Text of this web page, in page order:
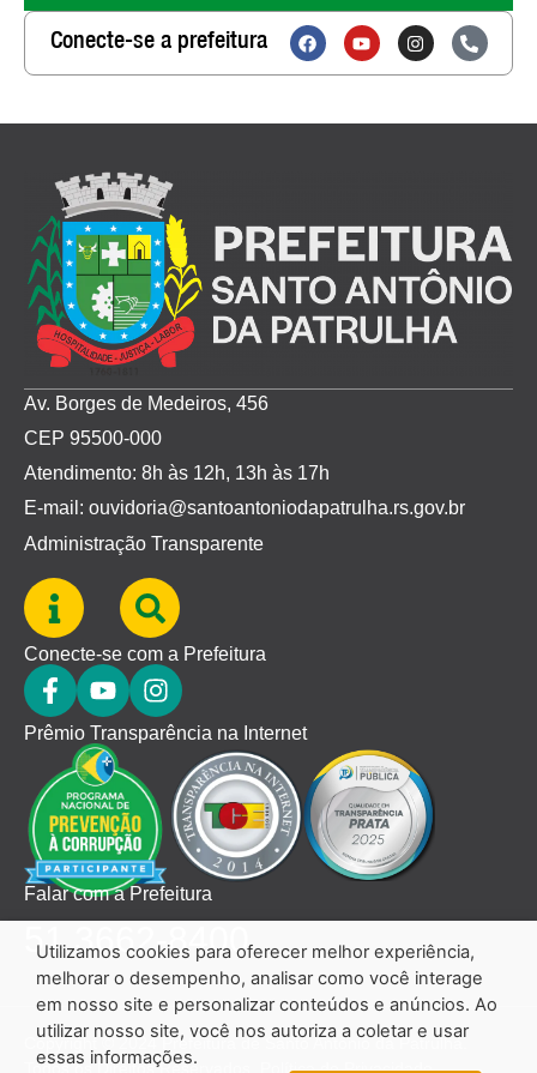
Conecte-se a prefeitura
Av. Borges de Medeiros, 456
CEP 95500-000
Atendimento: 8h às 12h, 13h às 17h
E-mail: ouvidoria@santoantoniodapatrulha.rs.gov.br
Administração Transparente
Conecte-se com a Prefeitura
Prêmio Transparência na Internet
Falar com a Prefeitura
51 3662-8400
Copyright © 2024 Prefeitura de Santo Antônio da Patrulha.
Todos os Direitos Reservados.
Política de Privacidade.
Utilizamos cookies para oferecer melhor experiência,
melhorar o desempenho, analisar como você interage
em nosso site e personalizar conteúdos e anúncios. Ao
utilizar nosso site, você nos autoriza a coletar e usar
essas informações.